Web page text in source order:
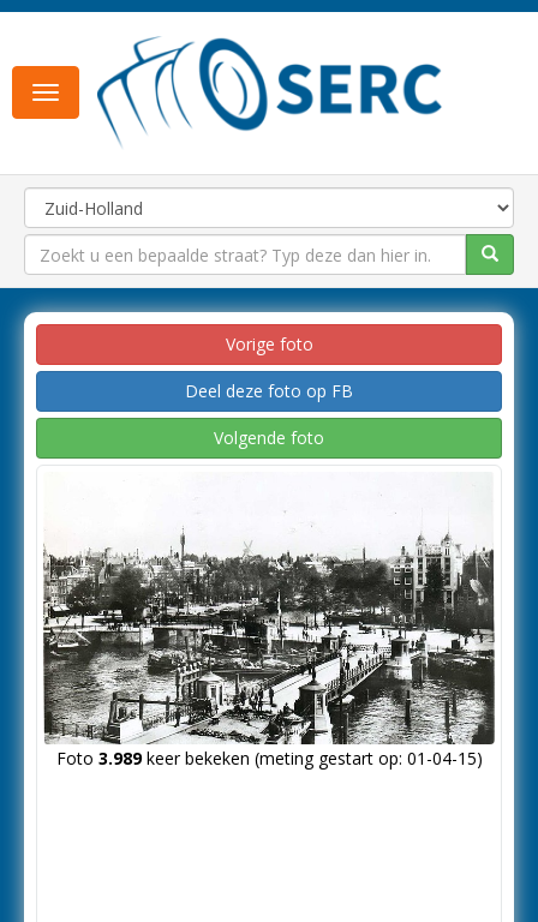
Toggle
navigation
Vorige foto
Deel deze foto op FB
Volgende foto
Foto 3.989keer bekeken (meting gestart op: 01-04-15)